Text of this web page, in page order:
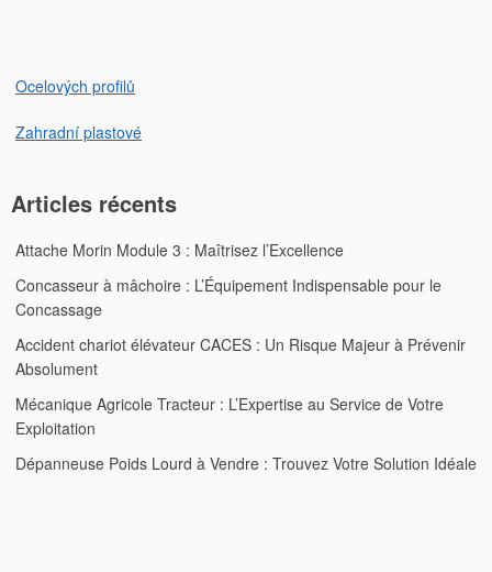
Ocelových profilů
Zahradní plastové
Articles récents
Attache Morin Module 3 : Maîtrisez l’Excellence
Concasseur à mâchoire : L’Équipement Indispensable pour le
Concassage
Accident chariot élévateur CACES : Un Risque Majeur à Prévenir
Absolument
Mécanique Agricole Tracteur : L’Expertise au Service de Votre
Exploitation
Dépanneuse Poids Lourd à Vendre : Trouvez Votre Solution Idéale